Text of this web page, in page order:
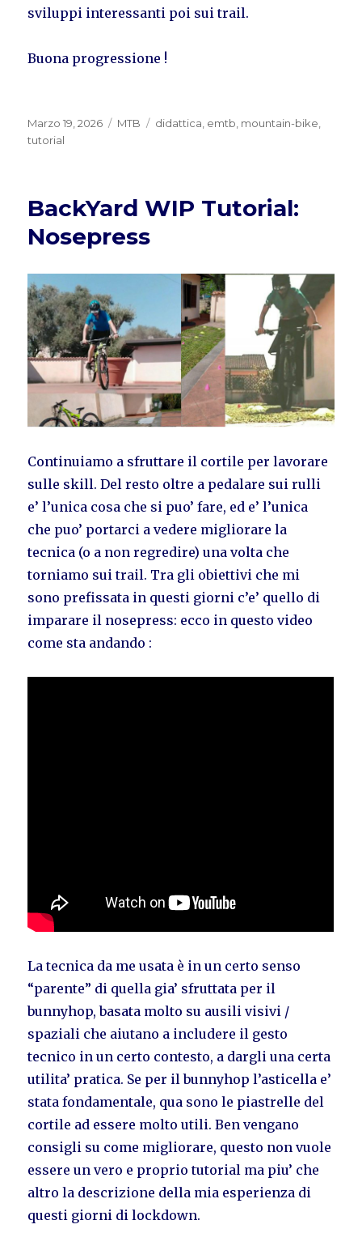
sviluppi interessanti poi sui trail.
Buona progressione !
Pubblicato
il
Marzo 19, 2026 Categorie
MTB Tag
didattica, emtb, mountain-bike,
tutorial
BackYard WIP Tutorial:
Nosepress
Continuiamo a sfruttare il cortile per lavorare
sulle skill. Del resto oltre a pedalare sui rulli
e’ l’unica cosa che si puo’ fare, ed e’ l’unica
che puo’ portarci a vedere migliorare la
tecnica (o a non regredire) una volta che
torniamo sui trail. Tra gli obiettivi che mi
sono prefissata in questi giorni c’e’ quello di
imparare il nosepress: ecco in questo video
come sta andando :
La tecnica da me usata è in un certo senso
“parente” di quella gia’ sfruttata per il
bunnyhop, basata molto su ausili visivi /
spaziali che aiutano a includere il gesto
tecnico in un certo contesto, a dargli una certa
utilita’ pratica. Se per il bunnyhop l’asticella e’
stata fondamentale, qua sono le piastrelle del
cortile ad essere molto utili. Ben vengano
consigli su come migliorare, questo non vuole
essere un vero e proprio tutorial ma piu’ che
altro la descrizione della mia esperienza di
questi giorni di lockdown.